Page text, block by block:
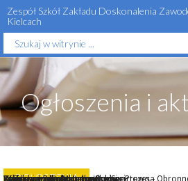
Zespół Szkół Zakładu Doskonalenia
Kielcach
Start
O szkole
Rekrutacja
Aktualności
Szukaj...
Ogłoszenia i
Witamy w szkole
Podczas treningu judo
Zawody sportowo - wojskowe
Zajęcia z innowacji strażackiej
Szkolna grupa teatralna
Rowerowym szlakiem
Zajęcia z innowacji mundurowej
Ogólnopolskie Mistrzostwa Sportowo -
III Turniej Piłki Nożnej o Puchar Prezesa
Zajęcia z innowacji mundurowej
OGŁOSZENIA